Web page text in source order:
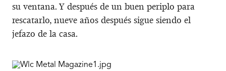
su ventana. Y después de un buen periplo para
rescatarlo, nueve años después sigue siendo el
jefazo de la casa.